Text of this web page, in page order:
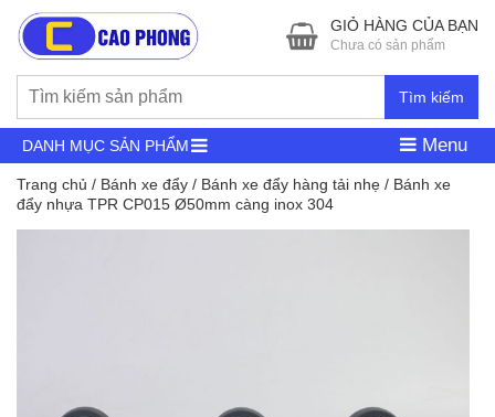
Tìm kiếm
GIỎ HÀNG CỦA BẠN
Chưa có sản phẩm
DANH MỤC SẢN PHẨM Menu
Trang chủ / Bánh xe đẩy / Bánh xe đẩy hàng tải nhẹ / Bánh xe
đẩy nhựa TPR CP015 Ø50mm càng inox 304